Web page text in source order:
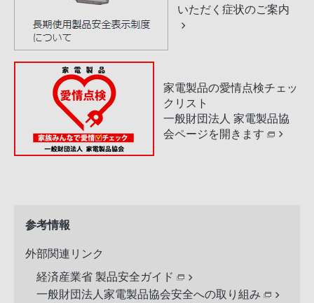
いただく症状のご案内
家電製品の愛情点検チェッ
クリスト
一般財団法人 家電製品協
会ページを開きます
参考情報
外部関連リンク
経済産業省 製品安全ガイド
一般財団法人家電製品協会安全への取り組み